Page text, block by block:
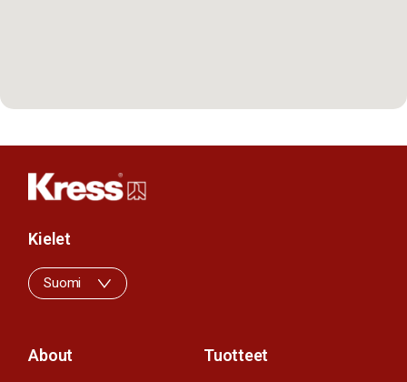
About Tuotteet
Kielet
Suomi